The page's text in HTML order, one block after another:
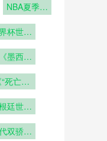
NBA夏季联
杯世界
可持续性
《墨西
足球”狂
酒吧消
？》
“死亡之
队分组
廷世界
双骄刷